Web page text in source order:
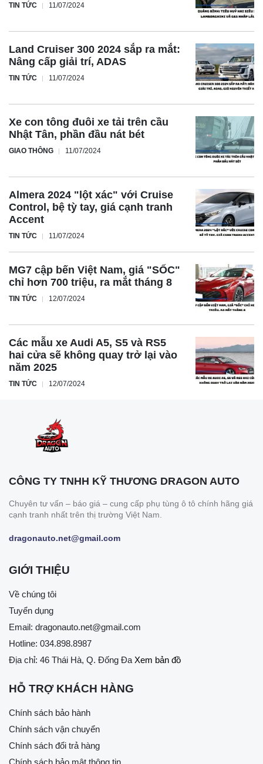
TIN TỨC 11/07/2024
Land Cruiser 300 2024 sắp ra mắt:
Nâng cấp giải trí, ADAS
TIN TỨC 11/07/2024
Xe con tông đuôi xe tải trên cầu
Nhật Tân, phần đầu nát bét
GIAO THÔNG 11/07/2024
Almera 2024 "lột xác" với Cruise
Control, bệ tỳ tay, giá cạnh tranh
Accent
TIN TỨC 11/07/2024
MG7 cập bến Việt Nam, giá "SỐC"
chỉ hơn 700 triệu, ra mắt tháng 8
TIN TỨC 12/07/2024
Các mẫu xe Audi A5, S5 và RS5
hai cửa sẽ không quay trở lại vào
năm 2025
TIN TỨC 12/07/2024
CÔNG TY TNHH KỸ THƯƠNG DRAGON AUTO
Chuyên tư vấn – báo giá – cung cấp phụ tùng ô tô chính hãng giá
cạnh tranh nhất trên thị trường Việt Nam.
dragonauto.net@gmail.com
GIỚI THIỆU
Về chúng tôi
Tuyển dụng
Email: dragonauto.net@gmail.com
Hotline: 034.898.8987
Địa chỉ: 46 Thái Hà, Q. Đống Đa Xem bản đồ
HỖ TRỢ KHÁCH HÀNG
Chính sách bảo hành
Chính sách vận chuyển
Chính sách đổi trả hàng
Chính sách bảo mật thông tin